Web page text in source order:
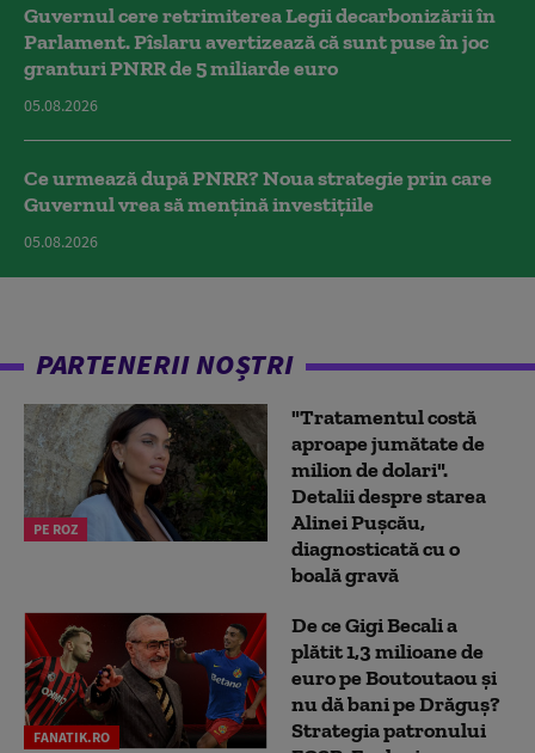
Guvernul cere retrimiterea Legii decarbonizării în
Parlament. Pîslaru avertizează că sunt puse în joc
granturi PNRR de 5 miliarde euro
05.08.2026
Ce urmează după PNRR? Noua strategie prin care
Guvernul vrea să mențină investițiile
05.08.2026
PARTENERII NOȘTRI
PE ROZ
"Tratamentul costă
aproape jumătate de
milion de dolari".
Detalii despre starea
Alinei Pușcău,
diagnosticată cu o
boală gravă
FANATIK.RO
De ce Gigi Becali a
plătit 1,3 milioane de
euro pe Boutoutaou și
nu dă bani pe Drăguș?
Strategia patronului